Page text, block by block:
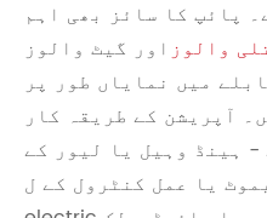
پائپ کا سائز بھی اہم
والوز اور گیٹ والوز
میں نمایاں طور پر
آپریشن کے طریقہ کار
ہینڈ وہیل یا لیور کے
یا عمل کنٹرول کے ل